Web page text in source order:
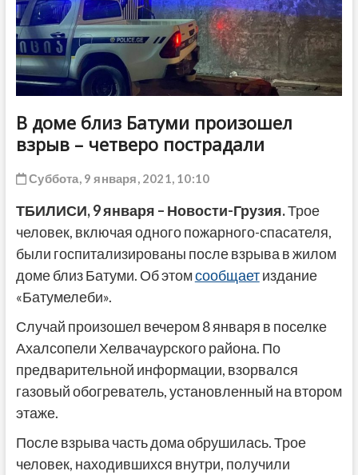
В доме близ Батуми произошел
взрыв – четверо пострадали
Суббота, 9 января, 2021, 10:10
ТБИЛИСИ, 9 января – Новости-Грузия.Трое
человек, включая одного пожарного-спасателя,
были госпитализированы после взрыва в жилом
доме близ Батуми. Об этомсообщаетиздание
«Батумелеби».
Случай произошел вечером 8 января в поселке
Ахалсопели Хелвачаурского района. По
предварительной информации, взорвался
газовый обогреватель, установленный на втором
этаже.
После взрыва часть дома обрушилась. Трое
человек, находившихся внутри, получили